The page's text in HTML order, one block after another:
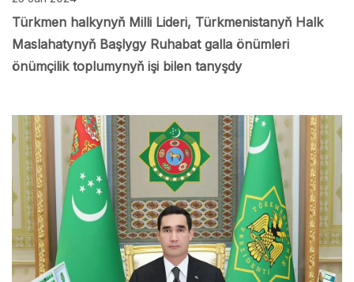
Türkmen halkynyň Milli Lideri, Türkmenistanyň Halk
Maslahatynyň Başlygy Ruhabat galla önümleri
önümçilik toplumynyň işi bilen tanyşdy